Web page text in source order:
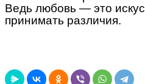
Ведь любовь — это
принимать различия.